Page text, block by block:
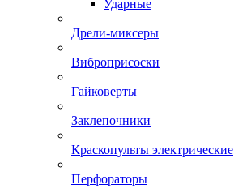
Ударные
Дрели-миксеры
Виброприсоски
Гайковерты
Заклепочники
Краскопульты электрические
Перфораторы